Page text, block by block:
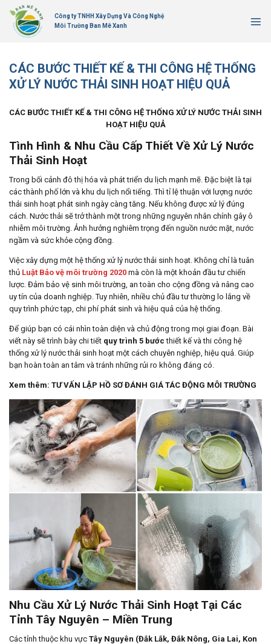
qua
Công ty TNHH Xây Dựng Và Công Nghệ
Môi Trường Ban Mê Xanh
CÁC BƯỚC THIẾT KẾ & THI CÔNG HỆ THỐNG
XỬ LÝ NƯỚC THẢI SINH HOẠT HIỆU QUẢ
CÁC BƯỚC THIẾT KẾ & THI CÔNG HỆ THỐNG XỬ LÝ NƯỚC THẢI SINH
HOẠT HIỆU QUẢ
Tình Hình & Nhu Cầu Cấp Thiết Về Xử Lý Nước
Thải Sinh Hoạt
Trong bối cảnh đô thị hóa và phát triển du lịch mạnh mẽ. Đặc biệt là tại
các thành phố lớn và khu du lịch nổi tiếng. Thì tỉ lệ thuận với lượng nước
thải sinh hoạt phát sinh ngày càng tăng. Nếu không được xử lý đúng
cách. Nước thải sẽ trở thành một trong những nguyên nhân chính gây ô
nhiễm môi trường. Ảnh hưởng nghiêm trọng đến nguồn nước mặt, nước
ngầm và sức khỏe cộng đồng.
Việc xây dựng một hệ thống xử lý nước thải sinh hoạt. Không chỉ là tuân
thủ Luật Bảo vệ môi trường 2020 mà còn là một khoản đầu tư chiến
lược. Đảm bảo vệ sinh môi trường, an toàn cho cộng đồng và nâng cao
uy tín của doanh nghiệp. Tuy nhiên, nhiều chủ đầu tư thường lo lắng về
quy trình phức tạp, chi phí phát sinh và hiệu quả của hệ thống.
Để giúp bạn có cái nhìn toàn diện và chủ động trong mọi giai đoạn. Bài
viết này sẽ trình bày chi tiết quy trình 5 bước thiết kế và thi công hệ
thống xử lý nước thải sinh hoạt một cách chuyên nghiệp, hiệu quả. Giúp
bạn hoàn toàn an tâm và tránh những rủi ro không đáng có.
Xem thêm: TƯ VẤN LẬP HỒ SƠ ĐÁNH GIÁ TÁC ĐỘNG MÔI TRƯỜNG
Nhu Cầu Xử Lý Nước Thải Sinh Hoạt Tại Các
Tỉnh Tây Nguyên – Miền Trung
Các tỉnh thuộc khu vực Tây Nguyên (Đắk Lắk, Đắk Nông, Gia Lai, Kon